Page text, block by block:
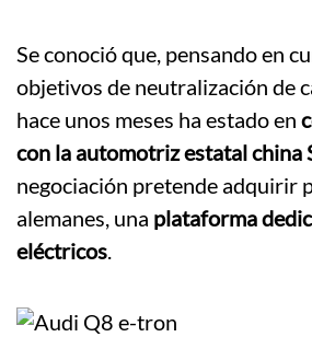
Se conoció que, pensando en
objetivos de neutralización de
hace unos meses ha estado en
con la automotriz estatal china
negociación pretende adquirir
alemanes, una plataforma
eléctricos.